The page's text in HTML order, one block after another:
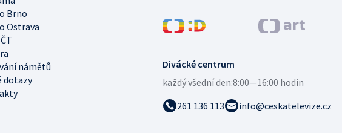
Divácké centrum
každý všední den:8:00—16:00 hodin
261 136 113
info@ceskatelevize.cz
Brno
Ostrava
námětů
dotazy